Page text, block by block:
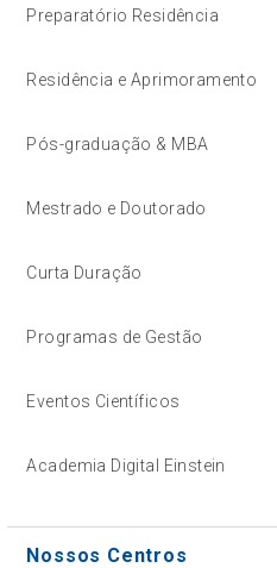
Preparatório Residência
Residência e Aprimoramento
Pós-graduação & MBA
Mestrado e Doutorado
Curta Duração
Programas de Gestão
Eventos Científicos
Academia Digital Einstein
Nossos Centros